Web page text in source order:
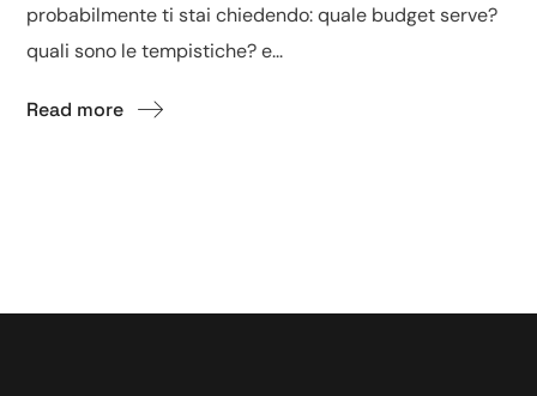
probabilmente ti stai chiedendo: quale budget serve?
quali sono le tempistiche? e...
Read more